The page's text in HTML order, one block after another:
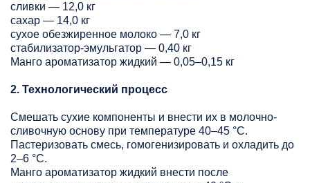
сливки — 12,0 кг
сахар — 14,0 кг
сухое обезжиренное молоко — 7,0 кг
стабилизатор-эмульгатор — 0,40 кг
Манго ароматизатор жидкий — 0,05–0,15 кг
2. Технологический процесс
Смешать сухие компоненты и внести их в молочно-
сливочную основу при температуре 40–45 °C.
Пастеризовать смесь, гомогенизировать и охладить до
2–6 °C.
Манго ароматизатор жидкий внести после